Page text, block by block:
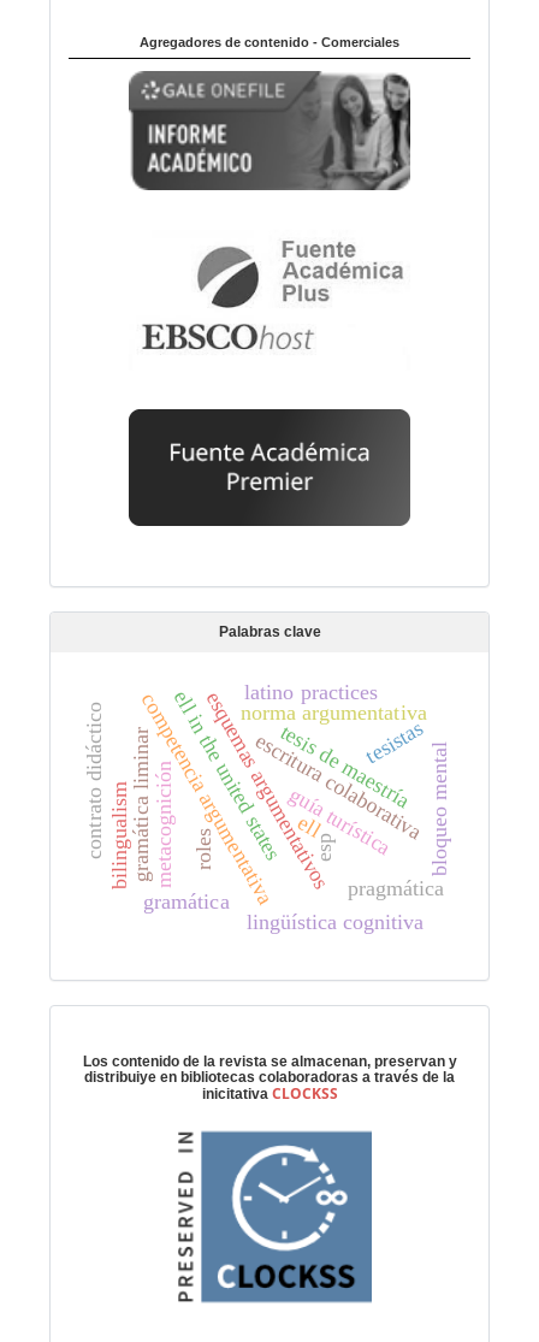
Agregadores de contenido - Comerciales
Palabras clave
competencia argumentativa
esquemas argumentativos
norma argumentativa
escritura colaborativa
metacognición bloqueo mental
tesis de maestría
tesistas
lingüística cognitiva
gramática liminar guía turística
pragmática
gramática
bilingualism
latino practices
ell in the united states esp
ell
roles
contrato didáctico
Los contenido de la revista se almacenan, preservan y
distribuiye en bibliotecas colaboradoras a través de la
inicitativa CLOCKSS